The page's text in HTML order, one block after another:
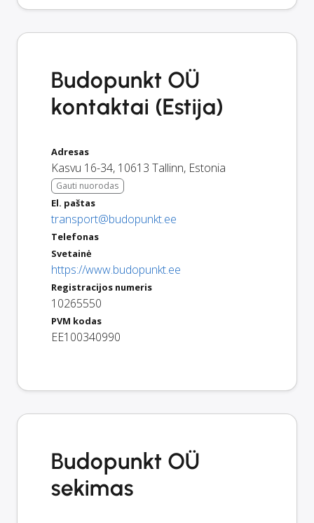
Budopunkt OÜ
kontaktai (Estija)
Adresas
Kasvu 16-34, 10613 Tallinn, Estonia
Gauti nuorodas
El. paštas
transport@budopunkt.ee
Telefonas
Svetainė
https://www.budopunkt.ee
Registracijos numeris
10265550
PVM kodas
EE100340990
Budopunkt OÜ
sekimas